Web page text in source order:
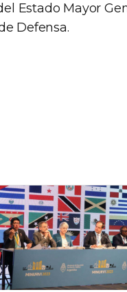
Estado Mayor
Defensa.